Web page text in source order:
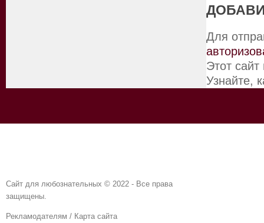
Для
Этот
Узнайте,
Сайт для любознательных © 2022 - Все права
защищены.
Рекламодателям / Карта сайта